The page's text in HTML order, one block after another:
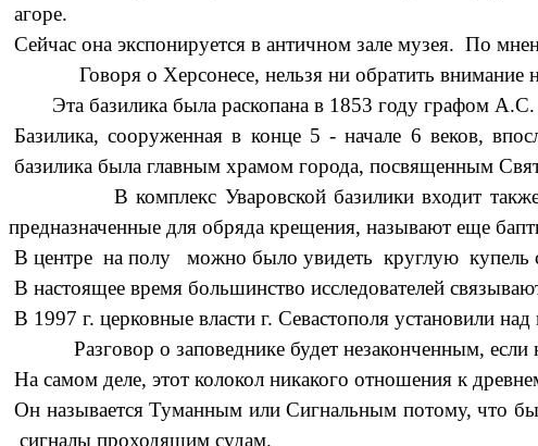
агоре.
Сейчас она экспонируется в античном зале музея. По
Говоря о Херсонесе, нельзя ни обратить внимание
Эта базилика была раскопана в 1853 году графом
Базилика, сооруженная в конце 5 - начале 6 веков,
базилика была главным храмом города, посвященным
В комплекс Уваровской базилики входит
предназначенные для обряда крещения, называют еще
В центре на полу можно было увидеть круглую купель
В настоящее время большинство исследователей
В 1997 г. церковные власти г. Севастополя установили
Разговор о заповеднике будет незаконченным, если
На самом деле, этот колокол никакого отношения к
Он называется Туманным или Сигнальным потому, что
сигналы проходящим судам.